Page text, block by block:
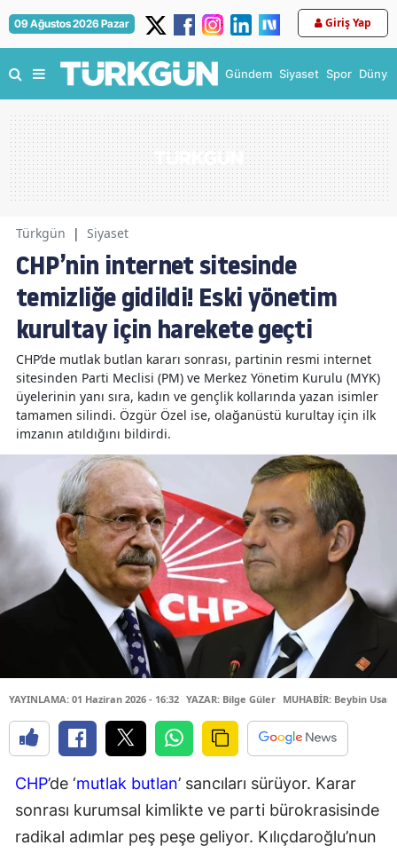
09 Ağustos 2026 Pazar Giriş Yap
Gündem Siyaset Spor Dünya
Türkgün | Siyaset
CHP’nin internet sitesinde
temizliğe gidildi! Eski yönetim
kurultay için harekete geçti
CHP’de mutlak butlan kararı sonrası, partinin resmi internet
sitesinden Parti Meclisi (PM) ve Merkez Yönetim Kurulu (MYK)
üyelerinin yanı sıra, kadın ve gençlik kollarında yazan isimler
tamamen silindi. Özgür Özel ise, olağanüstü kurultay için ilk
imzanın atıldığını bildirdi.
YAYINLAMA: 01 Haziran 2026 - 16:32 YAZAR: Bilge Güler MUHABİR: Beybin
CHP’de ‘mutlak butlan’ sancıları sürüyor. Karar
sonrası kurumsal kimlikte ve parti bürokrasisinde
radikal adımlar peş peşe geliyor. Kılıçdaroğlu’nun